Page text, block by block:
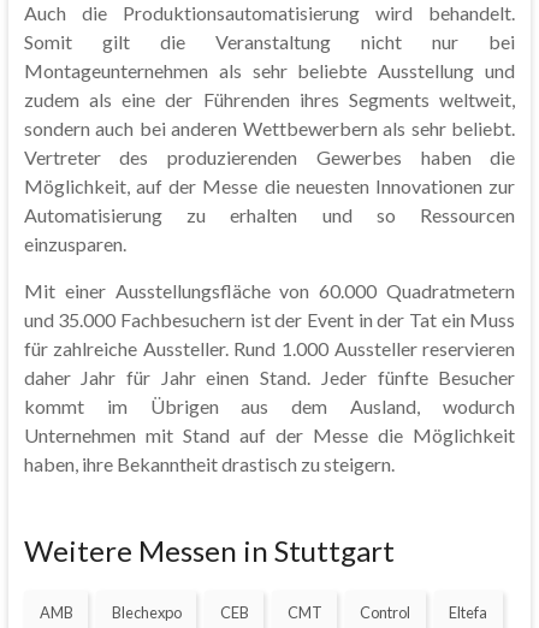
Auch die Produktionsautomatisierung wird behandelt.
Somit gilt die Veranstaltung nicht nur bei
Montageunternehmen als sehr beliebte Ausstellung und
zudem als eine der Führenden ihres Segments weltweit,
sondern auch bei anderen Wettbewerbern als sehr beliebt.
Vertreter des produzierenden Gewerbes haben die
Möglichkeit, auf der Messe die neuesten Innovationen zur
Automatisierung zu erhalten und so Ressourcen
einzusparen.
Mit einer Ausstellungsfläche von 60.000 Quadratmetern
und 35.000 Fachbesuchern ist der Event in der Tat ein Muss
für zahlreiche Aussteller. Rund 1.000 Aussteller reservieren
daher Jahr für Jahr einen Stand. Jeder fünfte Besucher
kommt im Übrigen aus dem Ausland, wodurch
Unternehmen mit Stand auf der Messe die Möglichkeit
haben, ihre Bekanntheit drastisch zu steigern.
Weitere Messen in Stuttgart
AMB Blechexpo CEB CMT Control Eltefa